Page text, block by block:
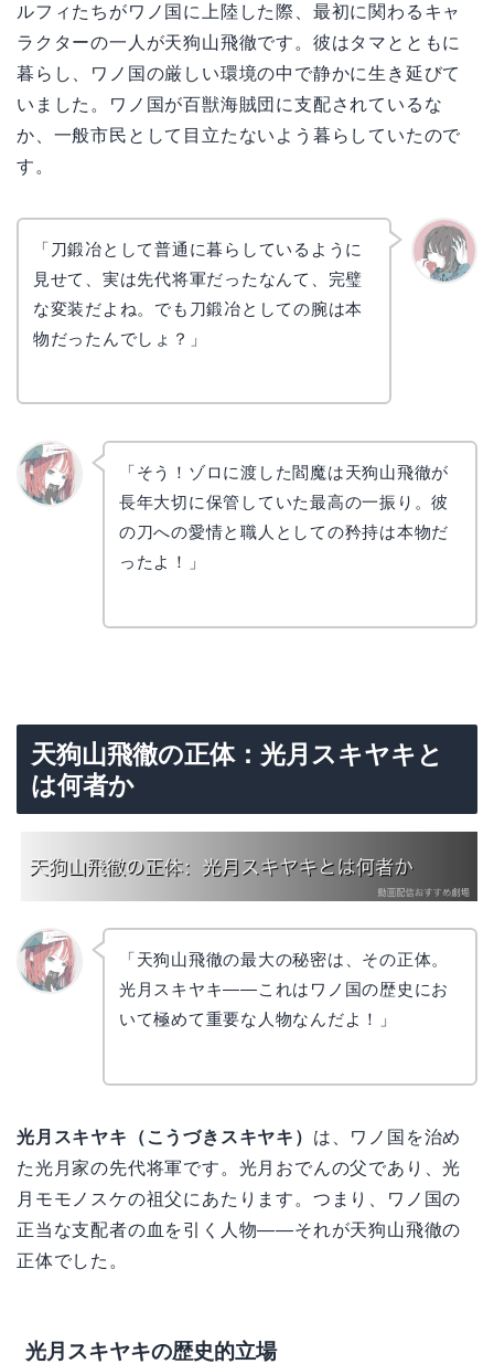
ルフィたちがワノ国に上陸した際、最初に関わるキャ
ラクターの一人が天狗山飛徹です。彼はタマとともに
暮らし、ワノ国の厳しい環境の中で静かに生き延びて
いました。ワノ国が百獣海賊団に支配されているな
か、一般市民として目立たないよう暮らしていたので
す。
「刀鍛冶として普通に暮らしているように
見せて、実は先代将軍だったなんて、完璧
な変装だよね。でも刀鍛冶としての腕は本
物だったんでしょ？」
「そう！ゾロに渡した閻魔は天狗山飛徹が
長年大切に保管していた最高の一振り。彼
の刀への愛情と職人としての矜持は本物だ
ったよ！」
天狗山飛徹の正体：光月スキヤキと
は何者か
「天狗山飛徹の最大の秘密は、その正体。
光月スキヤキ——これはワノ国の歴史にお
いて極めて重要な人物なんだよ！」
光月スキヤキ（こうづきスキヤキ） は、ワノ国を治め
た光月家の先代将軍です。光月おでんの父であり、光
月モモノスケの祖父にあたります。つまり、ワノ国の
正当な支配者の血を引く人物——それが天狗山飛徹の
正体でした。
光月スキヤキの歴史的立場